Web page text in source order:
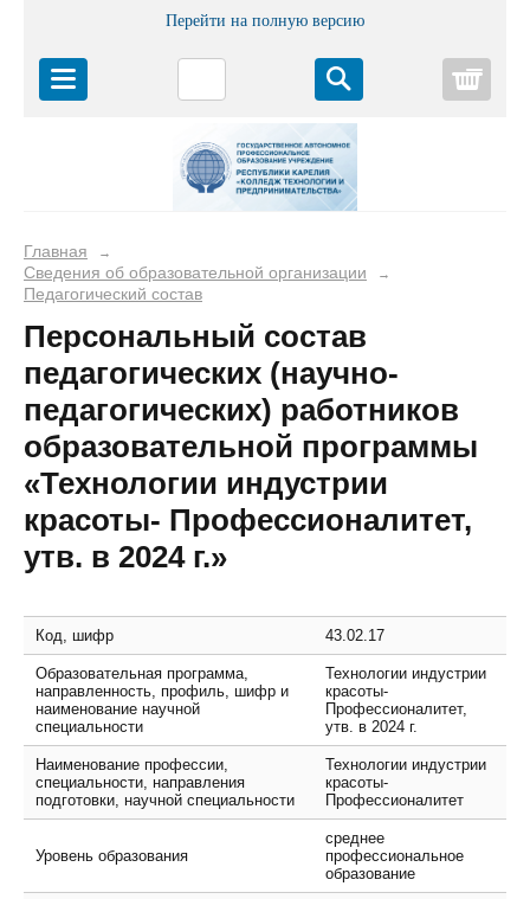
Перейти на полную версию
Главная →
Сведения об образовательной организации →
Педагогический состав
Персональный состав
педагогических (научно-
педагогических) работников
образовательной программы
«Технологии индустрии
красоты- Профессионалитет,
утв. в 2024 г.»
Код, шифр 43.02.17
Образовательная программа,
направленность, профиль, шифр и
наименование научной
специальности
Технологии индустрии
красоты-
Профессионалитет,
утв. в 2024 г.
Наименование профессии,
специальности, направления
подготовки, научной специальности
Технологии индустрии
красоты-
Профессионалитет
Уровень образования
среднее
профессиональное
образование